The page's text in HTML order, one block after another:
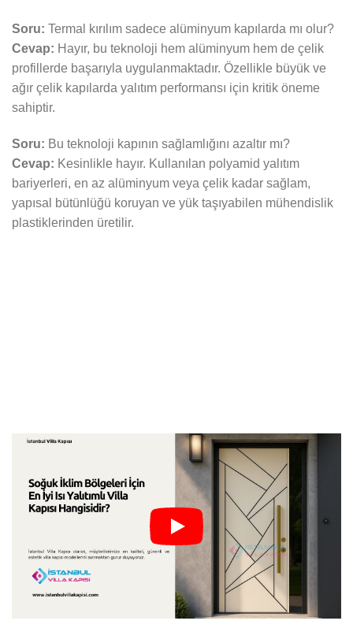
Soru: Termal kırılım sadece alüminyum kapılarda mı olur?
Cevap: Hayır, bu teknoloji hem alüminyum hem de çelik
profillerde başarıyla uygulanmaktadır. Özellikle büyük ve
ağır çelik kapılarda yalıtım performansı için kritik öneme
sahiptir.
Soru: Bu teknoloji kapının sağlamlığını azaltır mı?
Cevap: Kesinlikle hayır. Kullanılan polyamid yalıtım
bariyerleri, en az alüminyum veya çelik kadar sağlam,
yapısal bütünlüğü koruyan ve yük taşıyabilen mühendislik
plastiklerinden üretilir.